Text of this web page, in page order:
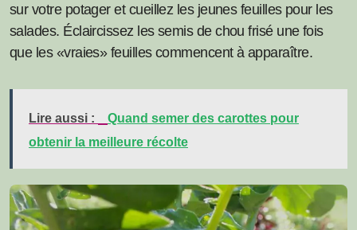
sur votre potager et cueillez les jeunes feuilles pour les
salades. Éclaircissez les semis de chou frisé une fois
que les «vraies» feuilles commencent à apparaître.
Lire aussi :
Quand semer des carottes pour
obtenir la meilleure récolte